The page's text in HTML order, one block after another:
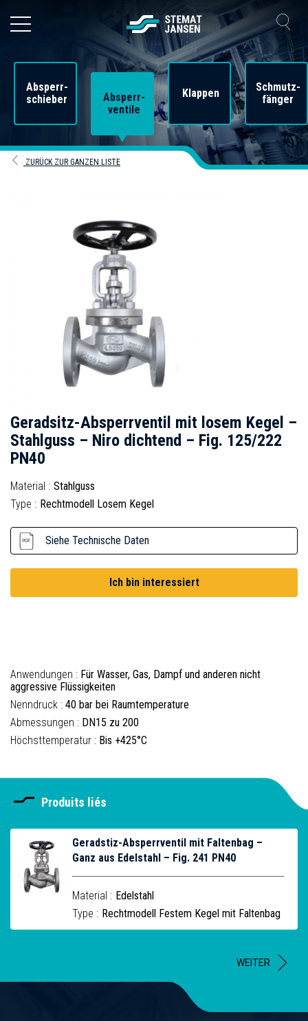
Absperr-
schieber
Absperr-
ventile
Klappen
Schmutz-
fänger
ZURÜCK ZUR GANZEN LISTE
Geradsitz-Absperrventil mit losem Kegel –
Stahlguss – Niro dichtend – Fig. 125/222
PN40
Material : Stahlguss
Type : Rechtmodell Losem Kegel
Siehe Technische Daten
Ich bin interessiert
Anwendungen : Für Wasser, Gas, Dampf und anderen nicht
aggressive Flüssigkeiten
Nenndruck : 40 bar bei Raumtemperature
Abmessungen : DN15 zu 200
Höchsttemperatur : Bis +425°C
Produits liés
Geradstiz-Absperrventil mit Faltenbag –
Ganz aus Edelstahl – Fig. 241 PN40
Material : Edelstahl
Type : Rechtmodell Festem Kegel mit Faltenbag
WEITER